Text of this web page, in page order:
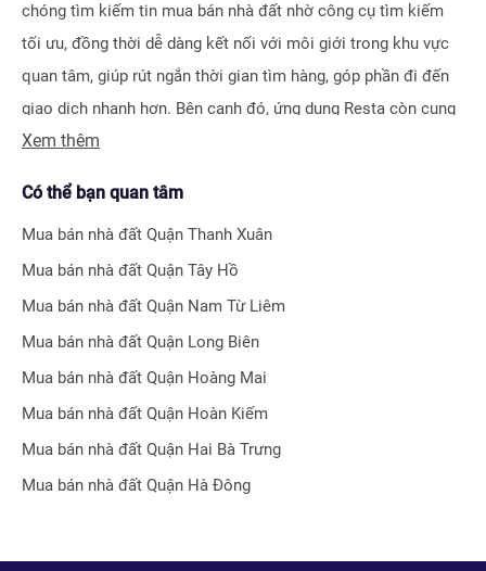
chóng tìm kiếm tin mua bán nhà đất nhờ công cụ tìm kiếm
tối ưu, đồng thời dễ dàng kết nối với môi giới trong khu vực
quan tâm, giúp rút ngắn thời gian tìm hàng, góp phần đi đến
giao dịch nhanh hơn. Bên cạnh đó, ứng dụng Resta còn cung
cấp công cụ Đăng tin vô cùng tiện ích, giúp người bán hay
tính điểm thông minh.
phát triển nhiều công cụ hỗ trợ tối ưu cho các nhà đầu tư bất
động sản chuyên nghiệp nhưTra cứu quy hoạch toàn quốc
miễn phí, Bộ lọc địa phương 360hay
Với nhiều công cụ tiện ích mà nền tảng mang lại, chúng tôi
tin rằngRestasẽ trở thành trợ thủ đắc lực cho nhà đầu tư
trong quá trình tìm kiếm và đầu tư bất động sản.
Xem thêm
Có thể bạn quan tâm
Mua bán nhà đất Quận Thanh Xuân
Mua bán nhà đất Quận Tây Hồ
Mua bán nhà đất Quận Nam Từ Liêm
Mua bán nhà đất Quận Long Biên
Mua bán nhà đất Quận Hoàng Mai
Mua bán nhà đất Quận Hoàn Kiếm
Mua bán nhà đất Quận Hai Bà Trưng
Mua bán nhà đất Quận Hà Đông